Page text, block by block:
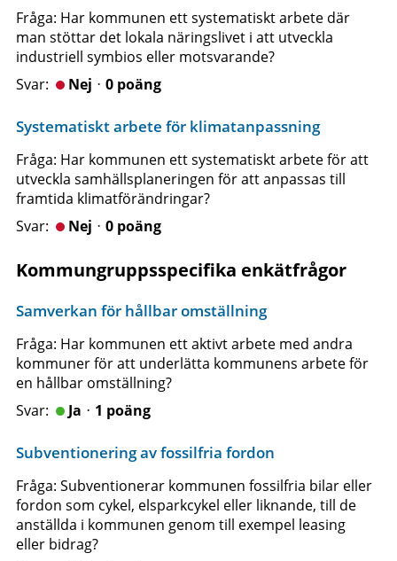
Fråga: Har kommunen ett systematiskt arbete där
man stöttar det lokala näringslivet i att utveckla
industriell symbios eller motsvarande?
Nejᆞ0 poäng
Systematiskt arbete för klimatanpassning
Fråga: Har kommunen ett systematiskt arbete för att
utveckla samhällsplaneringen för att anpassas till
framtida klimatförändringar?
Nejᆞ0 poäng
Kommungruppsspecifika enkätfrågor
Samverkan för hållbar omställning
Fråga: Har kommunen ett aktivt arbete med andra
kommuner för att underlätta kommunens arbete för
en hållbar omställning?
Jaᆞ1 poäng
Subventionering av fossilfria fordon
Fråga: Subventionerar kommunen fossilfria bilar eller
fordon som cykel, elsparkcykel eller liknande, till de
anställda i kommunen genom till exempel leasing
eller bidrag?